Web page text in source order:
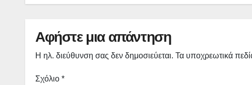
Αφήστε μια απάντηση
Η ηλ. διεύθυνση σας δεν δημοσιεύεται. Τα υποχρεωτικά
Σχόλιο *